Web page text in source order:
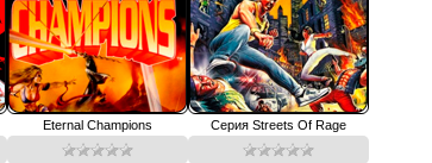
Eternal Champions Серия Streets Of Rage